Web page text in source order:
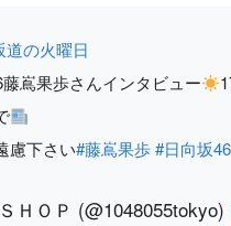
道の火曜日
嶌果歩さんインタビュー
慮下さい#藤嶌果歩#日向坂46
ＨＯＰ (@1048055tokyo)